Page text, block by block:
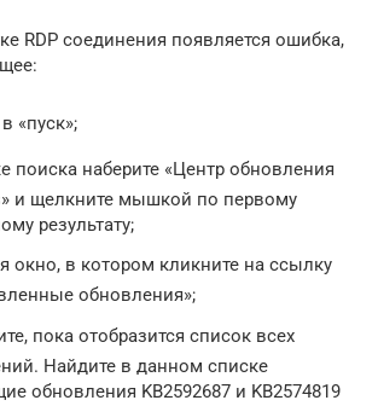
RDP соединения появляется ошибка,
«пуск»;
поиска наберите «Центр обновления
и щелкните мышкой по первому
результату;
окно, в котором кликните на ссылку
обновления»;
пока отобразится список всех
Найдите в данном списке
обновления KB2592687 и KB2574819